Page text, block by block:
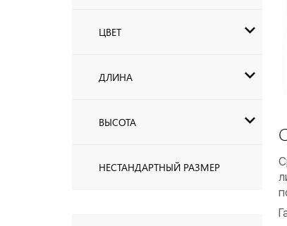
ЦВЕТ
ДЛИНА
ВЫСОТА
НЕСТАНДАРТНЫЙ РАЗМЕР